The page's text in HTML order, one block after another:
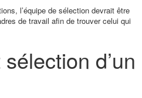
l’équipe de sélection devrait être
de travail afin de trouver celui qui
d’un